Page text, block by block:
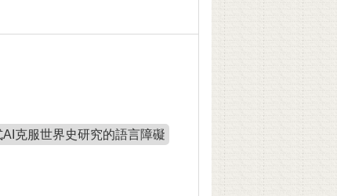
克服世界史研究的語言障礙